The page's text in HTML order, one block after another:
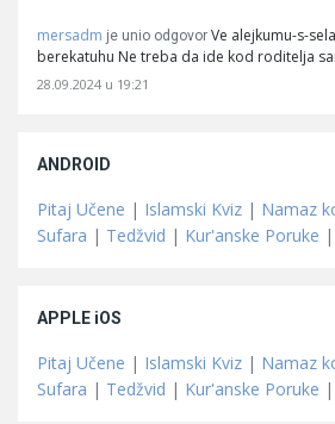
mersadm je unio odgovor Ve alejkumu-s-
berekatuhu Ne treba da ide kod roditelja
28.09.2024 u 19:21
ANDROID
Pitaj Učene | Islamski Kviz | Namaz
Sufara | Tedžvid | Kur'anske Poruke |
APPLE iOS
Pitaj Učene | Islamski Kviz | Namaz
Sufara | Tedžvid | Kur'anske Poruke |